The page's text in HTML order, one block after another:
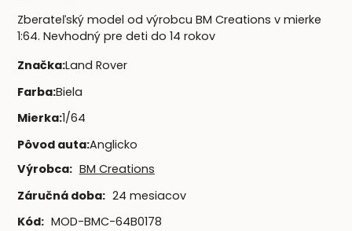
Zberateľský model od výrobcu BM Creations v mierke
1:64. Nevhodný pre deti do 14 rokov
Značka:Land Rover
Farba:Biela
Mierka:1/64
Pôvod auta:Anglicko
Výrobca: BM Creations
Záručná doba: 24 mesiacov
Kód: MOD-BMC-64B0178